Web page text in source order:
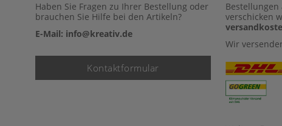
Haben Sie Fragen zu Ihrer Bestellung oder
brauchen Sie Hilfe bei den Artikeln?
E-Mail: info@kreativ.de
Kontaktformular
Bestellungen
verschicken
Wir